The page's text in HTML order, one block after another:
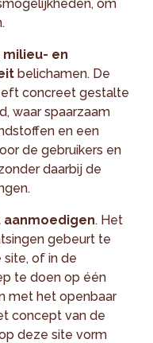
om
milieu- en
belichamen. De
concreet gestalte
waar spaarzaam
en een
de gebruikers en
daarbij de
. Het
gebeurt te
of in de
te doen op één
met het openbaar
concept van de
deze site vorm